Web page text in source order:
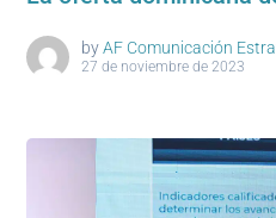
by AF Comunicación
27 de noviembre de 2023